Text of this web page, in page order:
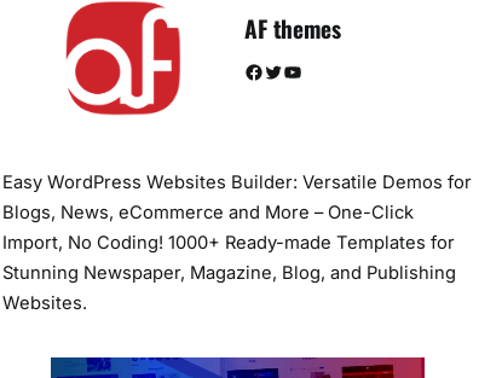
AF themes
Facebook Twitter YouTube
Easy WordPress Websites Builder: Versatile Demos for
Blogs, News, eCommerce and More – One-Click
Import, No Coding! 1000+ Ready-made Templates for
Stunning Newspaper, Magazine, Blog, and Publishing
Websites.